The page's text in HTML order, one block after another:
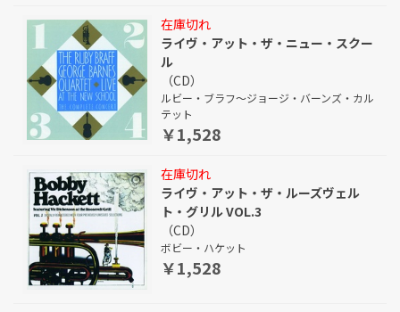
在庫切れ
ライヴ・アット・ザ・ニュー・スクー
ル
（CD）
ルビー・ブラフ～ジョージ・バーンズ・カル
テット
￥1,528
在庫切れ
ライヴ・アット・ザ・ルーズヴェル
ト・グリル VOL.3
（CD）
ボビー・ハケット
￥1,528